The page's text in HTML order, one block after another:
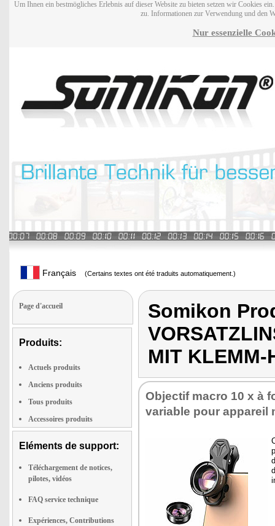
Um Ihnen ein bestmögliches Erlebnis auf dieser Website zu bieten setzen wir Cookies
zu. Informationen zur Verwendung und den
Nur essenzielle
Français (Certains textes ont été traduits automatiquement.)
Page d'accueil
Produits:
Actuels produits
Anciens produits
Tous produits
Accessoires produits
Eléments de support:
Téléchargement de notices,
pilotes, vidéos
FAQ service technique
Expériences, Contributions
Somikon
MIT KLEMM-
Objec­tif macro 10 x à
variable pour appa­reil